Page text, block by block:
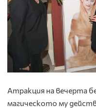
Атракция на вечерта
магическото му